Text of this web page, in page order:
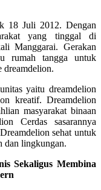
18 Juli 2012. Dengan
yang tinggal di
Manggarai. Gerakan
rumah tangga untuk
dreamdelion.
yaitu dreamdelion
kreatif. Dreamdelion
masyarakat binaan
Cerdas sasarannya
sehat untuk
dan lingkungan.
Sekaligus Membina